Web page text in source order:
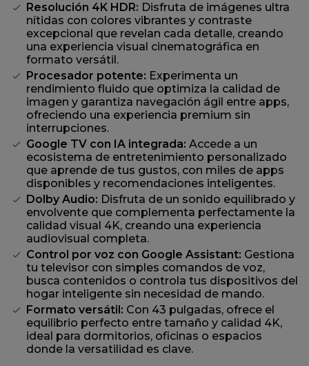
Resolución 4K HDR: Disfruta de imágenes ultra
nítidas con colores vibrantes y contraste
excepcional que revelan cada detalle, creando
una experiencia visual cinematográfica en
formato versátil.
Procesador potente: Experimenta un
rendimiento fluido que optimiza la calidad de
imagen y garantiza navegación ágil entre apps,
ofreciendo una experiencia premium sin
interrupciones.
Google TV con IA integrada: Accede a un
ecosistema de entretenimiento personalizado
que aprende de tus gustos, con miles de apps
disponibles y recomendaciones inteligentes.
Dolby Audio: Disfruta de un sonido equilibrado y
envolvente que complementa perfectamente la
calidad visual 4K, creando una experiencia
audiovisual completa.
Control por voz con Google Assistant: Gestiona
tu televisor con simples comandos de voz,
busca contenidos o controla tus dispositivos del
hogar inteligente sin necesidad de mando.
Formato versátil: Con 43 pulgadas, ofrece el
equilibrio perfecto entre tamaño y calidad 4K,
ideal para dormitorios, oficinas o espacios
donde la versatilidad es clave.